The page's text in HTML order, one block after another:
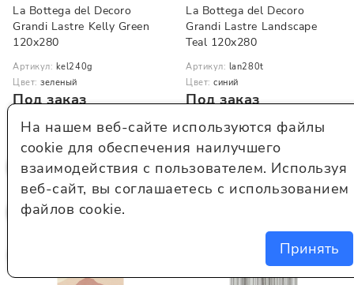
La Bottega del Decoro
Grandi Lastre Kelly Green
120x280
Артикул: kel240g
Цвет: зеленый
Под заказ
В корзину
La Bottega del Decoro
Grandi Lastre Landscape
Teal 120x280
Артикул: lan280t
Цвет: синий
Под заказ
На нашем веб-сайте используются файлы
cookie для обеспечения наилучшего
взаимодействия с пользователем. Используя
веб-сайт, вы соглашаетесь с использованием
файлов cookie.
Принять